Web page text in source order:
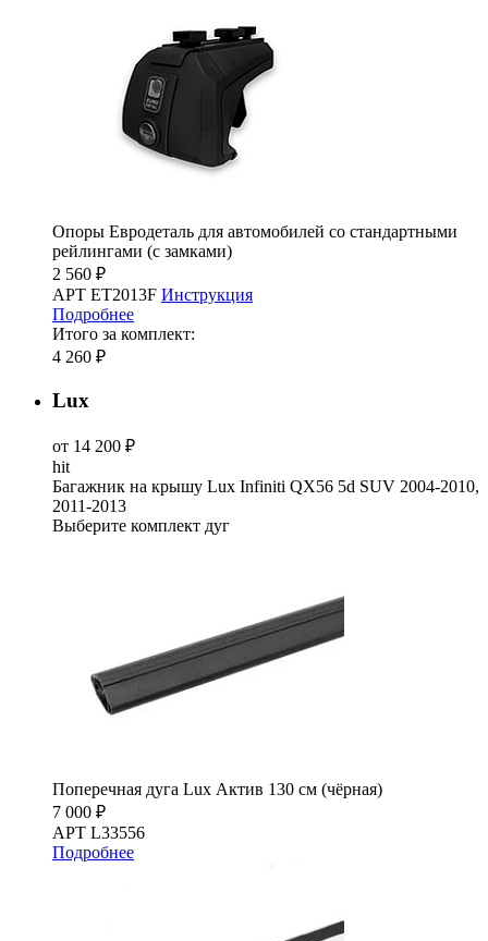
Опоры Евродеталь для автомобилей со стандартными
рейлингами (с замками)
2 560 ₽
АРТ ET2013F Инструкция
Подробнее
Итого за комплект:
4 260 ₽
Lux
от 14 200 ₽
hit
Багажник на крышу Lux Infiniti QX56 5d SUV 2004-2010,
2011-2013
Выберите комплект дуг
Поперечная дуга Lux Актив 130 см (чёрная)
7 000 ₽
АРТ L33556
Подробнее